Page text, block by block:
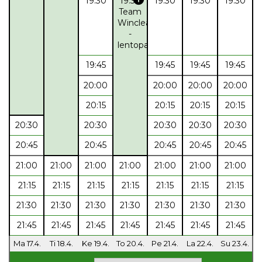
Team
Winclean
-
lentopalloporukka
19:45 19:45 19:45
19:45
20:00
20:00 20:00
20:00
20:15
20:15 20:15
20:15
20:30
20:30 20:30 20:30
20:30
20:45
20:45 20:45 20:45
20:45
21:00
21:00 21:00 21:00 21:00 21:00
21:00
21:15
21:15 21:15 21:15 21:15 21:15
21:15
21:30
21:30 21:30 21:30 21:30 21:30
21:30
21:45
21:45 21:45 21:45 21:45 21:45 21:45
Ma 17.4. Ti 18.4. Ke 19.4. To 20.4. Pe 21.4. La 22.4. Su 23.4.